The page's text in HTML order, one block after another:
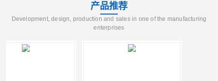
产品推荐
Development, design, production and sales in one of the manufacturing
enterprises